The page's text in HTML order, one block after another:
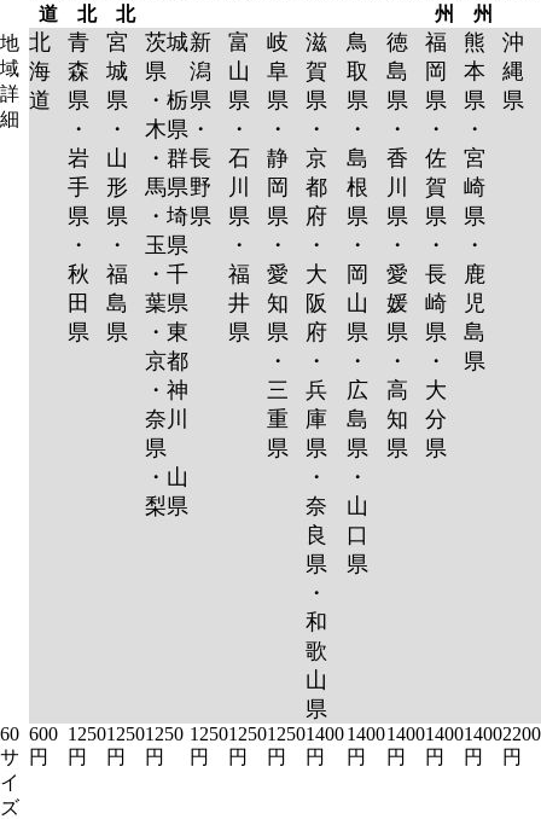
道
北
北
州
州
地
域
詳
細
北
海
道
青
森
県
・
岩
手
県
・
秋
田
県
宮
城
県
・
山
形
県
・
福
島
県
茨城
県
・栃
木県
・群
馬県
・埼
玉県
・千
葉県
・東
京都
・神
奈川
県
・山
梨県
新
潟
県
・
長
野
県
富
山
県
・
石
川
県
・
福
井
県
岐
阜
県
・
静
岡
県
・
愛
知
県
・
三
重
県
滋
賀
県
・
京
都
府
・
大
阪
府
・
兵
庫
県
・
奈
良
県
・
和
歌
山
県
鳥
取
県
・
島
根
県
・
岡
山
県
・
広
島
県
・
山
口
県
徳
島
県
・
香
川
県
・
愛
媛
県
・
高
知
県
福
岡
県
・
佐
賀
県
・
長
崎
県
・
大
分
県
熊
本
県
・
宮
崎
県
・
鹿
児
島
県
沖
縄
県
60
サ
イ
ズ
600
円
1250
円
1250
円
1250
円
1250
円
1250
円
1250
円
1400
円
1400
円
1400
円
1400
円
1400
円
2200
円